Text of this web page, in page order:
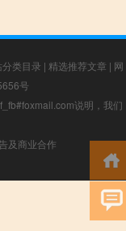
分类目录 | 精选推荐文章 | 网
号
说明，我们
及商业合作